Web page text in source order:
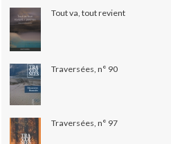
Tout va, tout revient
Traversées, n° 90
Traversées, n° 97